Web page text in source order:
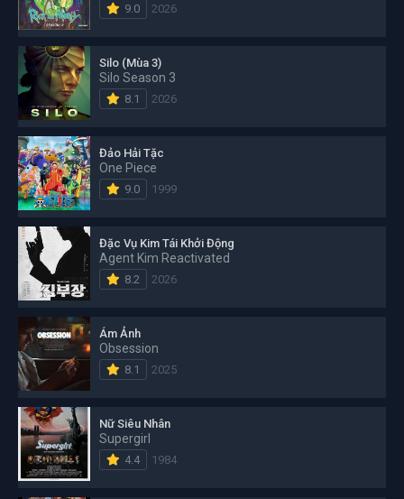
9.0 2026
Silo (Mùa 3)
Silo Season 3
8.1 2026
Đảo Hải Tặc
One Piece
9.0 1999
Đặc Vụ Kim Tái Khởi Động
Agent Kim Reactivated
8.2 2026
Ám Ảnh
Obsession
8.1 2025
Nữ Siêu Nhân
Supergirl
4.4 1984